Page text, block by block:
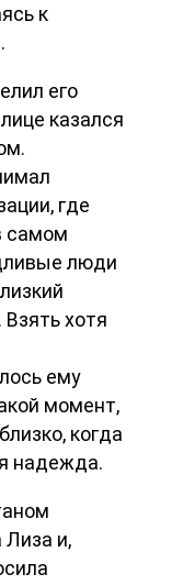
к
его
казался
где
самом
люди
хотя
ему
момент,
когда
надежда.
и,